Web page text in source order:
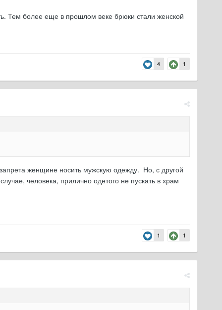
Тем более еще в прошлом веке брюки стали женской
4 1
женщине носить мужскую одежду. Но, с другой
человека, прилично одетого не пускать в храм
1 1